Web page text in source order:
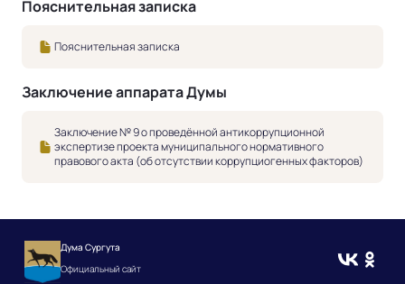
Пояснительная записка
Пояснительная записка
Заключение аппарата Думы
Заключение № 9 о проведённой антикоррупционной
экспертизе проекта муниципального нормативного
правового акта (об отсутствии коррупциогенных факторов)
Дума Сургута
Официальный сайт